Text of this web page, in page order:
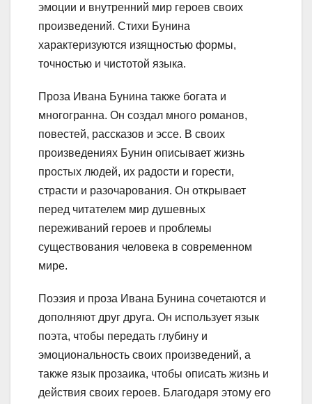
эмоции и внутренний мир героев своих
произведений. Стихи Бунина
характеризуются изящностью формы,
точностью и чистотой языка.
Проза Ивана Бунина также богата и
многогранна. Он создал много романов,
повестей, рассказов и эссе. В своих
произведениях Бунин описывает жизнь
простых людей, их радости и горести,
страсти и разочарования. Он открывает
перед читателем мир душевных
переживаний героев и проблемы
существования человека в современном
мире.
Поэзия и проза Ивана Бунина сочетаются и
дополняют друг друга. Он использует язык
поэта, чтобы передать глубину и
эмоциональность своих произведений, а
также язык прозаика, чтобы описать жизнь и
действия своих героев. Благодаря этому его